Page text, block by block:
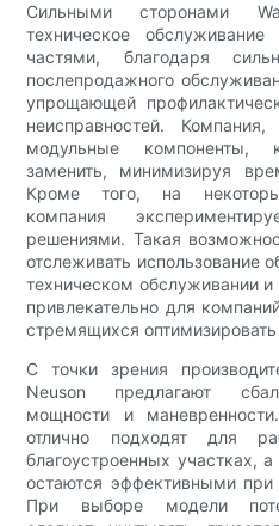
Сильными сторонами
техническое
частями, благодаря
послепродажного
упрощающей
неисправностей.
модульные
заменить, минимизируя
Кроме того, на
компания
решениями. Такая
отслеживать использование
техническом обслуживании
привлекательно для
стремящихся оптимизировать
С точки зрения
Neuson предлагают
мощности и
отлично подходят для
благоустроенных участках,
остаются эффективными
При выборе модели